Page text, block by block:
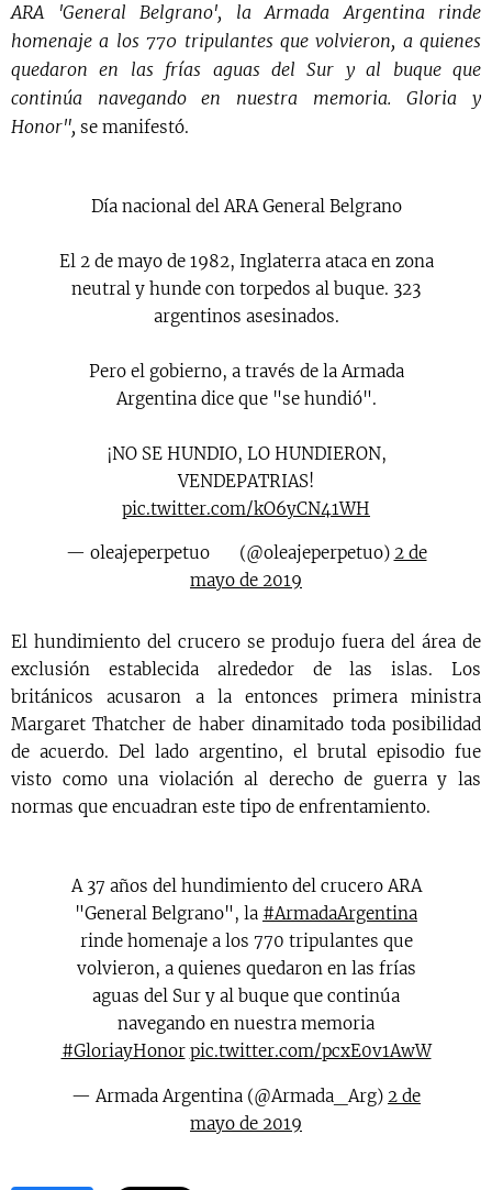
ARA 'General Belgrano', la Armada Argentina rinde
homenaje a los 770 tripulantes que volvieron, a quienes
quedaron en las frías aguas del Sur y al buque que
continúa navegando en nuestra memoria. Gloria y
Honor", se manifestó.
Día nacional del ARA General Belgrano
El 2 de mayo de 1982, Inglaterra ataca en zona
neutral y hunde con torpedos al buque. 323
argentinos asesinados.
Pero el gobierno, a través de la Armada
Argentina dice que "se hundió".
¡NO SE HUNDIO, LO HUNDIERON,
VENDEPATRIAS!
pic.twitter.com/kO6yCN41WH
— oleajeperpetuo 🌊 (@oleajeperpetuo) 2 de
mayo de 2019
El hundimiento del crucero se produjo fuera del área de
exclusión establecida alrededor de las islas. Los
británicos acusaron a la entonces primera ministra
Margaret Thatcher de haber dinamitado toda posibilidad
de acuerdo. Del lado argentino, el brutal episodio fue
visto como una violación al derecho de guerra y las
normas que encuadran este tipo de enfrentamiento.
A 37 años del hundimiento del crucero ARA
"General Belgrano", la #ArmadaArgentina
rinde homenaje a los 770 tripulantes que
volvieron, a quienes quedaron en las frías
aguas del Sur y al buque que continúa
navegando en nuestra memoria
#GloriayHonor pic.twitter.com/pcxE0v1AwW
— Armada Argentina (@Armada_Arg) 2 de
mayo de 2019